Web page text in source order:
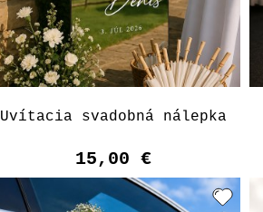
Uvítacia svadobná nálepka
15,00 €
Vyberte variant